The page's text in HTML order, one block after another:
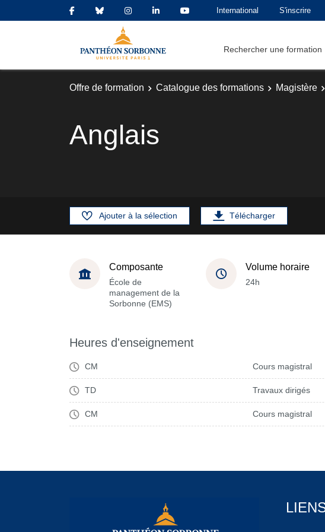
International S'inscrire
Rechercher une formation
Offre de formation Catalogue des formations Magistère
Anglais
Ajouter à la sélection Télécharger
Composante
École de
management de la
Sorbonne (EMS)
Volume horaire
24h
Heures d'enseignement
CM Cours magistral
TD Travaux dirigés
CM Cours magistral